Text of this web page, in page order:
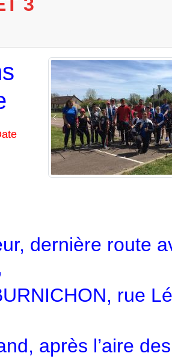
dernière route
rue
après l’aire des